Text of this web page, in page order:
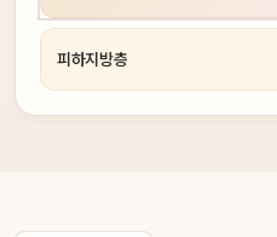
피하지방층